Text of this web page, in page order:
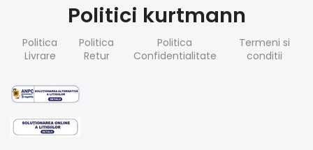
Politici kurtmann
Politica
Livrare
Politica
Retur
Politica
Confidentialitate
Termeni si
conditii